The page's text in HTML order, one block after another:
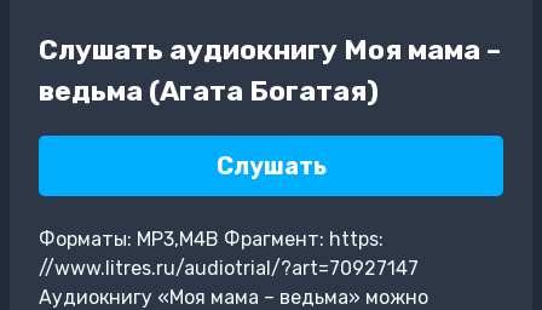
Слушать аудиокнигу Моя мама –
ведьма (Агата Богатая)
Слушать
Форматы: MP3,M4B Фрагмент: https:
//www.litres.ru/audiotrial/?art=70927147
Аудиокнигу «Моя мама – ведьма» можно